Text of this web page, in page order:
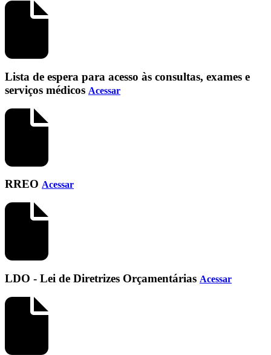
Lista de espera para acesso às consultas, exames e
serviços médicos Acessar
RREO Acessar
LDO - Lei de Diretrizes Orçamentárias Acessar